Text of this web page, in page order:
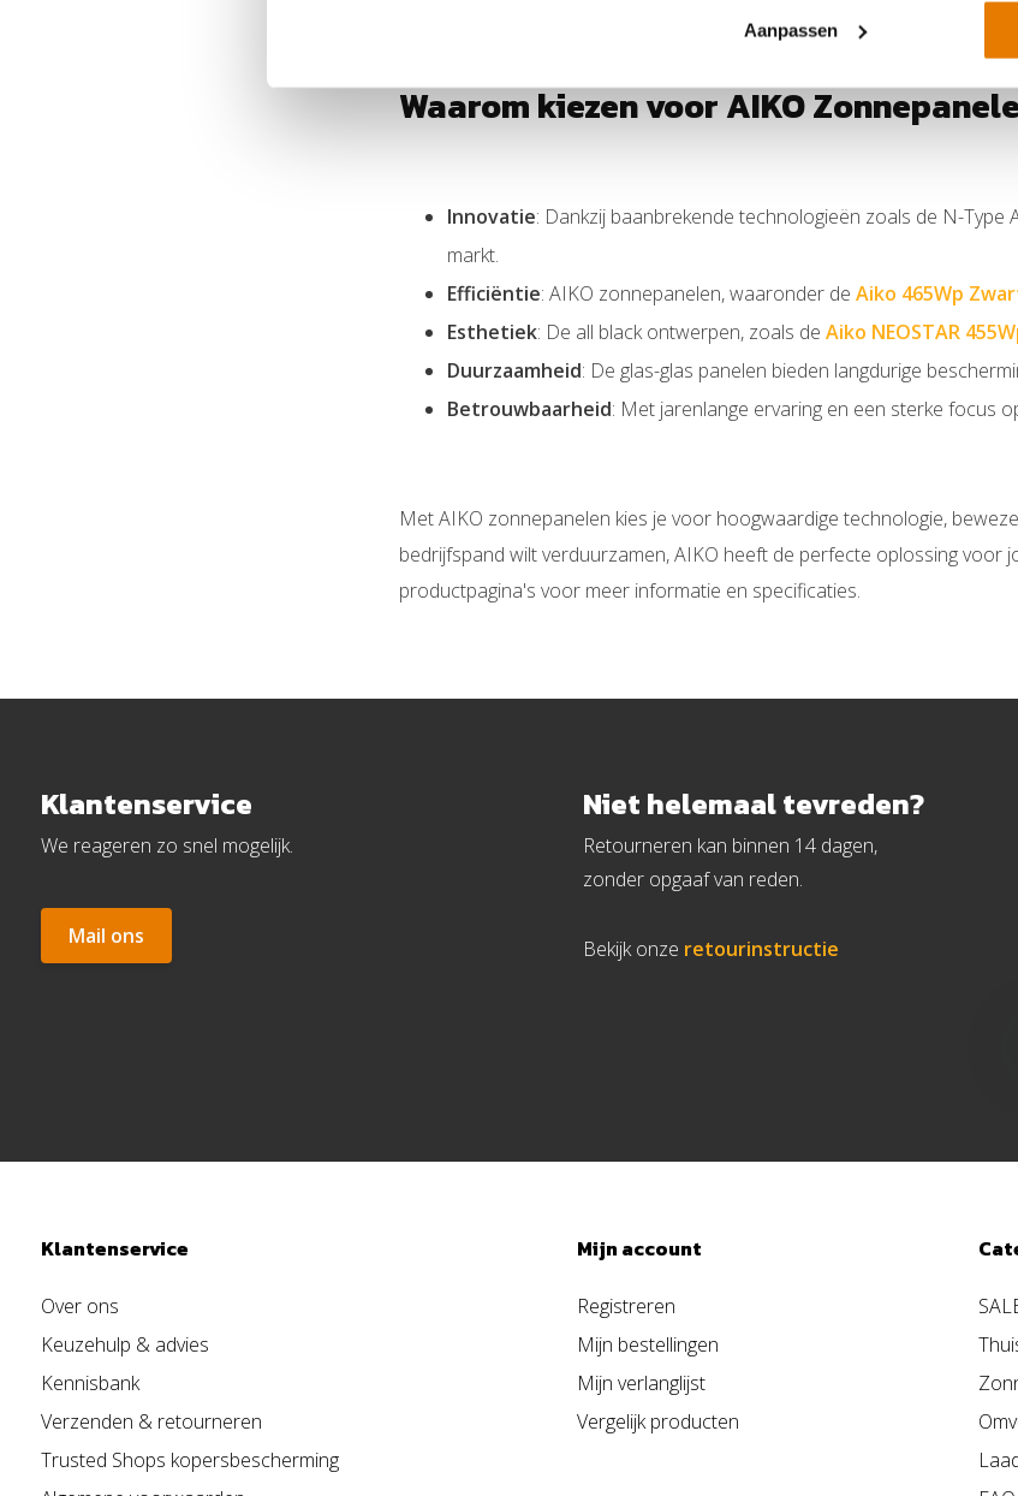
Aanpassen
Waarom kiezen voor AIKO
Innovatie: Dankzij baanbrekende technologieën zoals de N-
markt.
Efficiëntie: AIKO zonnepanelen, waaronder de Aiko 465Wp
Esthetiek: De all black ontwerpen, zoals de Aiko NEOSTAR
Duurzaamheid: De glas-glas panelen bieden langdurige
Betrouwbaarheid: Met jarenlange ervaring en een sterke focus
Met AIKO zonnepanelen kies je voor hoogwaardige technologie,
bedrijfspand wilt verduurzamen, AIKO heeft de perfecte oplossing voor
productpagina's voor meer informatie en specificaties.
Klantenservice
We reageren zo snel mogelijk.
Mail ons
Niet helemaal tevreden?
Retourneren kan binnen 14 dagen,
zonder opgaaf van reden.
Bekijk onze retourinstructie
Klantenservice
Over ons
Keuzehulp & advies
Kennisbank
Verzenden & retourneren
Trusted Shops kopersbescherming
Mijn account
Registreren
Mijn bestellingen
Mijn verlanglijst
Vergelijk producten